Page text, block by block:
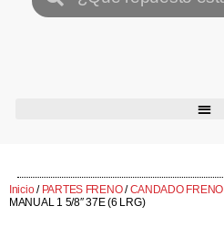
Inicio/ PARTES FRENO/CANDADO FRENO
MANUAL 1 5/8″ 37E (6 LRG)